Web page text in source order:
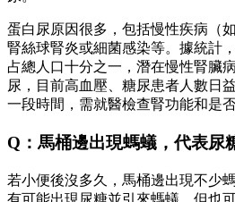
蛋白尿原因很多，包括慢性疾病（
腎絲球腎炎或細菌感染等。據統計
占總人口十分之一，潛在慢性腎臟
尿，目前高血壓、糖尿患者人數日
一段時間，需就醫檢查腎功能和是
Q：馬桶邊出現螞蟻，代表尿
若小便後沒多久，馬桶邊出現不少
有可能出現尿糖並引來螞蟻，但也